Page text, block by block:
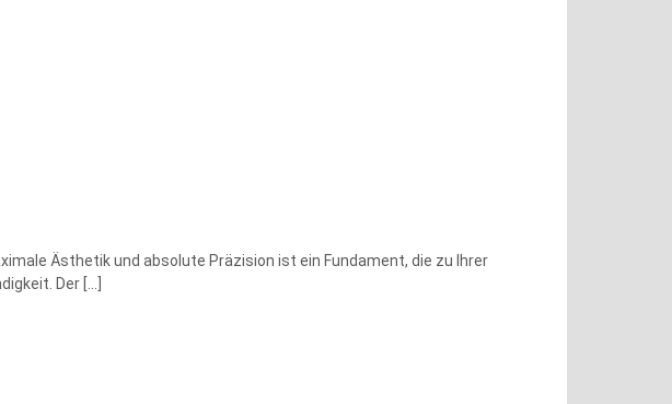
Ästhetik und absolute Präzision ist ein Fundament, die zu Ihrer
Der […]